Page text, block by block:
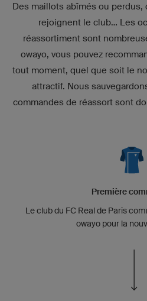
Des maillots abîmés ou perdus,
rejoignent le club… Les
réassortiment sont
owayo, vous pouvez
tout moment, quel que soit le
attractif. Nous
commandes de réassort sont
Première
Le club du FC Real de Paris
owayo pour la